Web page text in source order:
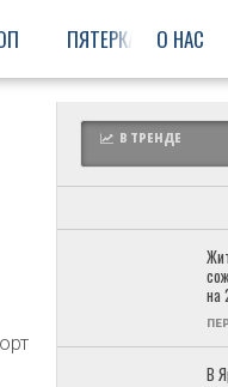
ПЯТЕРКА О НАС
В ТРЕНДЕ
на
В